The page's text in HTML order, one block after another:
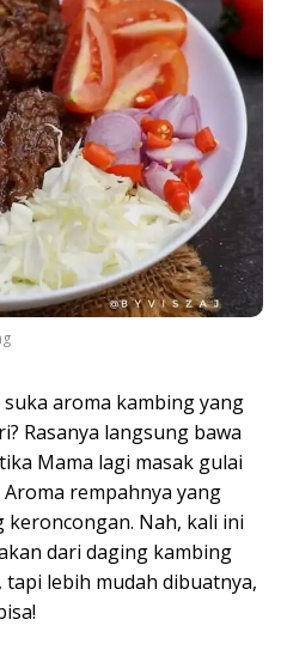
aroma kambing yang
Rasanya langsung bawa
Mama lagi masak gulai
rempahnya yang
Nah, kali ini
dari daging kambing
lebih mudah dibuatnya,